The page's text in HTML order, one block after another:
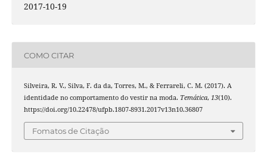
2017-10-19
COMO CITAR
Silveira, R. V., Silva, F. da da, Torres, M., & Ferrareli, C. M. (2017). A
identidade no comportamento do vestir na moda. Temática, 13(10).
https://doi.org/10.22478/ufpb.1807-8931.2017v13n10.36807
Fomatos de Citação